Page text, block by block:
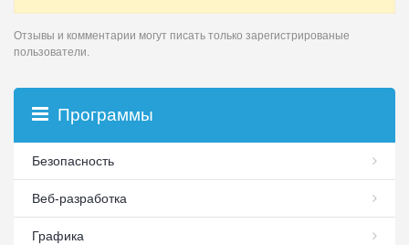
Отзывы и комментарии могут писать только зарегистрированые
пользователи.
Программы
Безопасность
Веб-разработка
Графика